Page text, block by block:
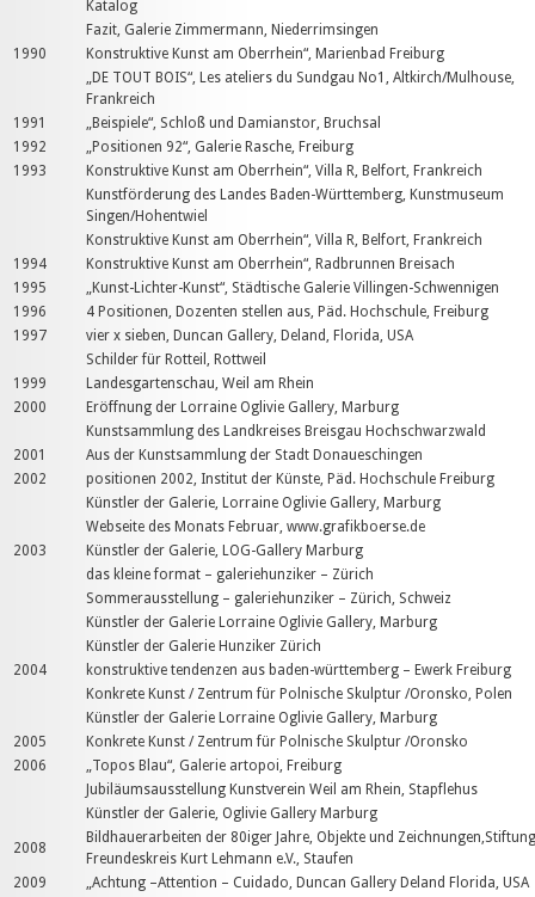
Katalog
Fazit, Galerie Zimmermann, Niederrimsingen
1990
Konstruktive Kunst am Oberrhein“, Marienbad Freiburg
„DE TOUT BOIS“, Les ateliers du Sundgau No1, Altkirch/Mulhouse,
Frankreich
1991
„Beispiele“, Schloß und Damianstor, Bruchsal
1992
„Positionen 92“, Galerie Rasche, Freiburg
1993
Konstruktive Kunst am Oberrhein“, Villa R, Belfort, Frankreich
Kunstförderung des Landes Baden-Württemberg, Kunstmuseum
Singen/Hohentwiel
Konstruktive Kunst am Oberrhein“, Villa R, Belfort, Frankreich
1994
Konstruktive Kunst am Oberrhein“, Radbrunnen Breisach
1995
„Kunst-Lichter-Kunst“, Städtische Galerie Villingen-Schwennigen
1996
4 Positionen, Dozenten stellen aus, Päd. Hochschule, Freiburg
1997
vier x sieben, Duncan Gallery, Deland, Florida, USA
Schilder für Rotteil, Rottweil
1999
Landesgartenschau, Weil am Rhein
2000
Eröffnung der Lorraine Oglivie Gallery, Marburg
Kunstsammlung des Landkreises Breisgau Hochschwarzwald
2001
Aus der Kunstsammlung der Stadt Donaueschingen
2002
positionen 2002, Institut der Künste, Päd. Hochschule Freiburg
Künstler der Galerie, Lorraine Oglivie Gallery, Marburg
Webseite des Monats Februar, www.grafikboerse.de
2003
Künstler der Galerie, LOG-Gallery Marburg
das kleine format – galeriehunziker – Zürich
Sommerausstellung – galeriehunziker – Zürich, Schweiz
Künstler der Galerie Lorraine Oglivie Gallery, Marburg
Künstler der Galerie Hunziker Zürich
2004
konstruktive tendenzen aus baden-württemberg – Ewerk Freiburg
Konkrete Kunst / Zentrum für Polnische Skulptur /Oronsko, Polen
Künstler der Galerie Lorraine Oglivie Gallery, Marburg
2005
Konkrete Kunst / Zentrum für Polnische Skulptur /Oronsko
2006
„Topos Blau“, Galerie artopoi, Freiburg
Jubiläumsausstellung Kunstverein Weil am Rhein, Stapflehus
Künstler der Galerie, Oglivie Gallery Marburg
2008
Bildhauerarbeiten der 80iger Jahre, Objekte und
Freundeskreis Kurt Lehmann e.V., Staufen
2009
„Achtung –Attention – Cuidado, Duncan Gallery Deland Florida, USA